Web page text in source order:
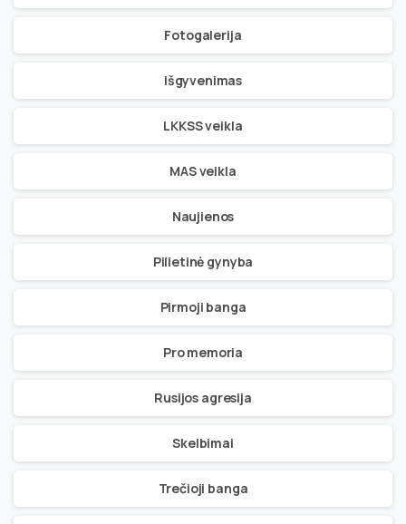
Fotogalerija
Išgyvenimas
LKKSS veikla
MAS veikla
Naujienos
Pilietinė gynyba
Pirmoji banga
Pro memoria
Rusijos agresija
Skelbimai
Trečioji banga